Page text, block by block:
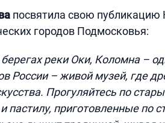
посвятила свою
городов Подмосковья:
реки Оки, Коломна –
России – живой музей, где
Прогуляйтесь по
пастилу, приготовленные по